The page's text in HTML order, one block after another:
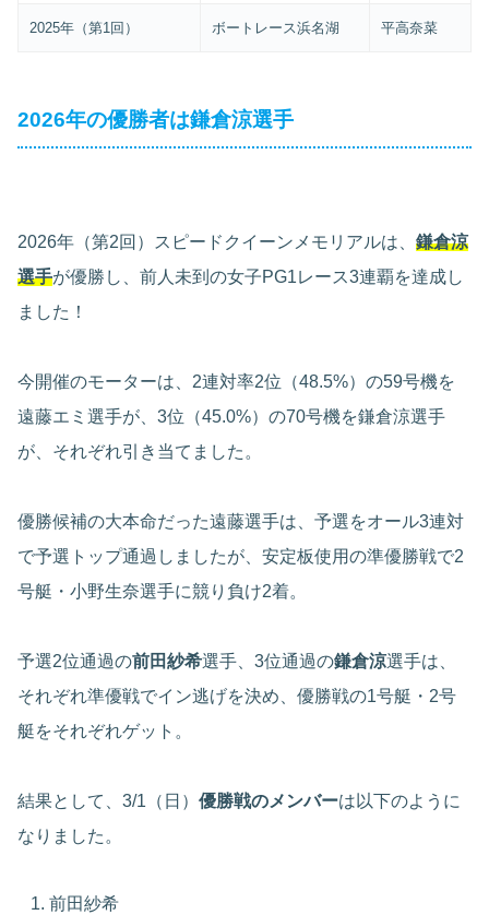
2025年（第1回） ボートレース浜名湖 平高奈菜
2026年の優勝者は鎌倉涼選手
2026年（第2回）スピードクイーンメモリアルは、 鎌倉涼
選手が優勝し、前人未到の女子PG1レース3連覇を達成し
ました！
今開催のモーターは、2連対率2位（48.5%）の59号機を
遠藤エミ選手が、3位（45.0%）の70号機を鎌倉涼選手
が、それぞれ引き当てました。
優勝候補の大本命だった遠藤選手は、予選をオール3連対
で予選トップ通過しましたが、安定板使用の準優勝戦で2
号艇・小野生奈選手に競り負け2着。
予選2位通過の前田紗希選手、3位通過の鎌倉涼選手は、
それぞれ準優戦でイン逃げを決め、優勝戦の1号艇・2号
艇をそれぞれゲット。
結果として、3/1（日） 優勝戦のメンバーは以下のように
なりました。
前田紗希